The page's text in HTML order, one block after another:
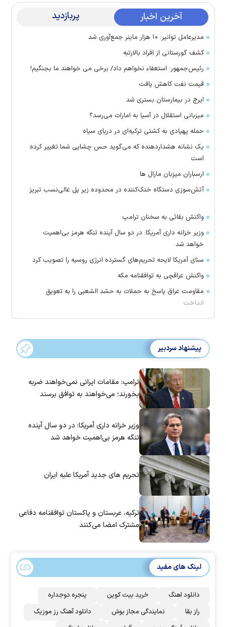
آخرین اخبار پربازدید
مدیرعامل توانیر: ۱۰ هزار ماینر جمع‌آوری شد
کشف گورستانی از افراد بالارتبه
رئیس‌جمهور: استعفاء نخواهم داد/ برخی می خواهند ما بجنگیم!
قیمت نفت کاهش یافت
ایرج در بیمارستان بستری شد
میزبانی استقلال در آسیا به امارات می‌رسد؟
حمله پهپادی به کشتی ترکیه‌ای در دریای سیاه
یک نشانه هشداردهنده که می‌گوید حس چشایی شما تغییر کرده
است
ارسباران میزبان مارال ها
آتش‌سوزی دستگاه خنک‌کننده در محدوده زیر پل عالی‌نسب تبریز
واکنش بقائی به سخنان ترامپ
وزیر خزانه داری آمریکا: در دو سال آینده تنگه هرمز بی‌اهمیت
خواهد شد
سنای آمریکا لایحه تحریم‌های گسترده انرژی روسیه را تصویب کرد
واکنش عراقچی به توافقنامه مکه
مقاومت عراق پاسخ به حملات به حشد الشعبی را به تعویق
انداخت
پیشنهاد سردبیر
ترامپ: مقامات ایرانی نمی‌خواهند ضربه
بخورند؛ می‌خواهند به توافق برسند
وزیر خزانه داری آمریکا: در دو سال آینده
تنگه هرمز بی‌اهمیت خواهد شد
تحریم های جدید آمریکا علیه ایران
ترکیه، عربستان و پاکستان توافقنامه دفاعی
مشترک امضا می‌کنند
لینک های مفید
دانلود اهنگ خرید بیت کوین
پنجره دوجداره
راز بقا
نمایندگی مجاز بوش
دانلود آهنگ رز‌ موزیک